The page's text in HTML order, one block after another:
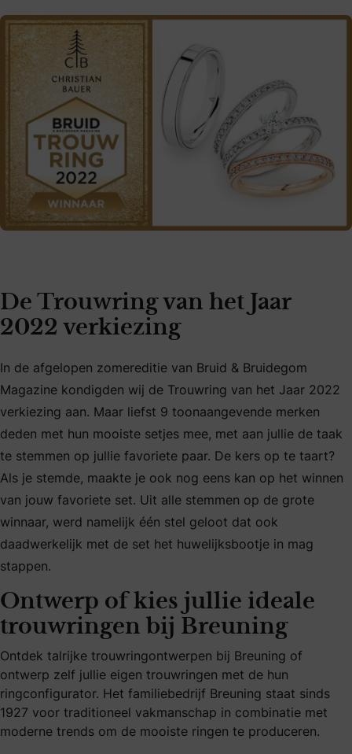
De Trouwring van het Jaar
2022 verkiezing
In de afgelopen zomereditie van Bruid & Bruidegom
Magazine kondigden wij de Trouwring van het Jaar 2022
verkiezing aan. Maar liefst 9 toonaangevende merken
deden met hun mooiste setjes mee, met aan jullie de taak
te stemmen op jullie favoriete paar. De kers op te taart?
Als je stemde, maakte je ook nog eens kan op het winnen
van jouw favoriete set. Uit alle stemmen op de grote
winnaar, werd namelijk één stel geloot dat ook
daadwerkelijk met de set het huwelijksbootje in mag
stappen.
Ontwerp of kies jullie ideale
trouwringen bij Breuning
Ontdek talrijke trouwringontwerpen bij Breuning of
ontwerp zelf jullie eigen trouwringen met de hun
ringconfigurator. Het familiebedrijf Breuning staat sinds
1927 voor traditioneel vakmanschap in combinatie met
moderne trends om de mooiste ringen te produceren.